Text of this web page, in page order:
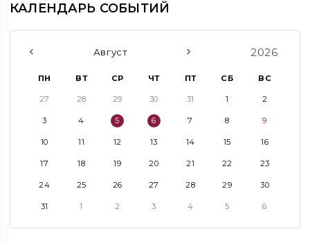
КАЛЕНДАРЬ СОБЫТИЙ
Август 2026
ПН ВТ СР ЧТ ПТ СБ ВС
27 28 29 30 31 1 2
3 4 5 6 7 8 9
10 11 12 13 14 15 16
17 18 19 20 21 22 23
24 25 26 27 28 29 30
31 1 2 3 4 5 6